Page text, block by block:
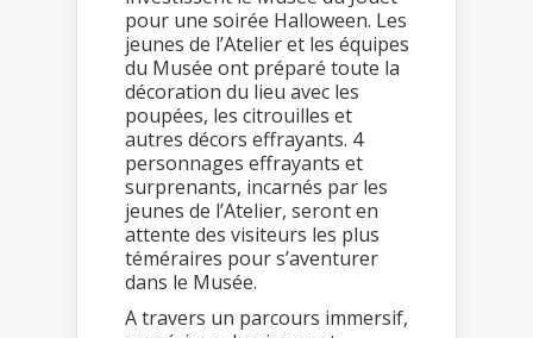
pour une soirée Halloween. Les
jeunes de l’Atelier et les équipes
du Musée ont préparé toute la
décoration du lieu avec les
poupées, les citrouilles et
autres décors effrayants. 4
personnages effrayants et
surprenants, incarnés par les
jeunes de l’Atelier, seront en
attente des visiteurs les plus
téméraires pour s’aventurer
dans le Musée.
A travers un parcours immersif,